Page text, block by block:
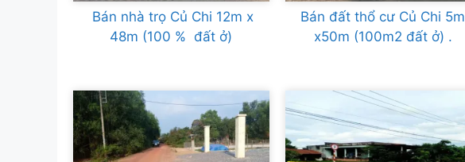
Bán nhà trọ Củ Chi 12m x
48m (100 % đất ở)
Bán đất thổ cư Củ Chi 5m
x50m (100m2 đất ở) .